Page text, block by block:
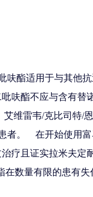
酯适用于与其他
呋酯不应与含有
维雷韦/克比司特/
者。 在开始使用
疗且证实拉米夫
数量有限的患有